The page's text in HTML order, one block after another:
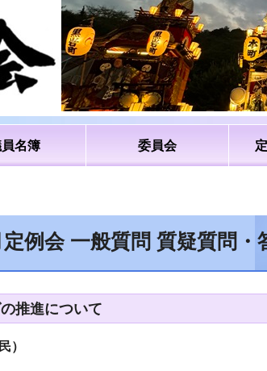
名簿 委員会
例会 一般質問 質疑質問・
推進について
）